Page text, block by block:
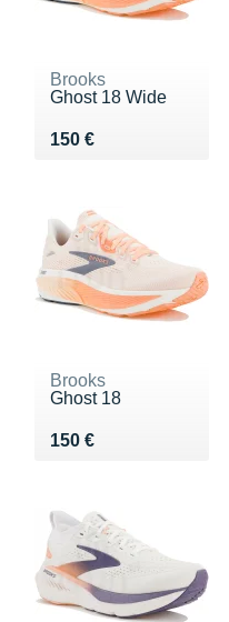
Brooks
Ghost 18 Wide
150 €
Vendu 150 €
Brooks
Ghost 18
150 €
Vendu 150 €